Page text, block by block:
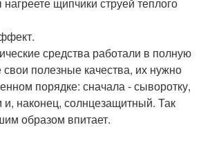
средства работали в полную
полезные качества, их нужно
порядке: сначала - сыворотку,
наконец, солнцезащитный. Так
образом впитает.